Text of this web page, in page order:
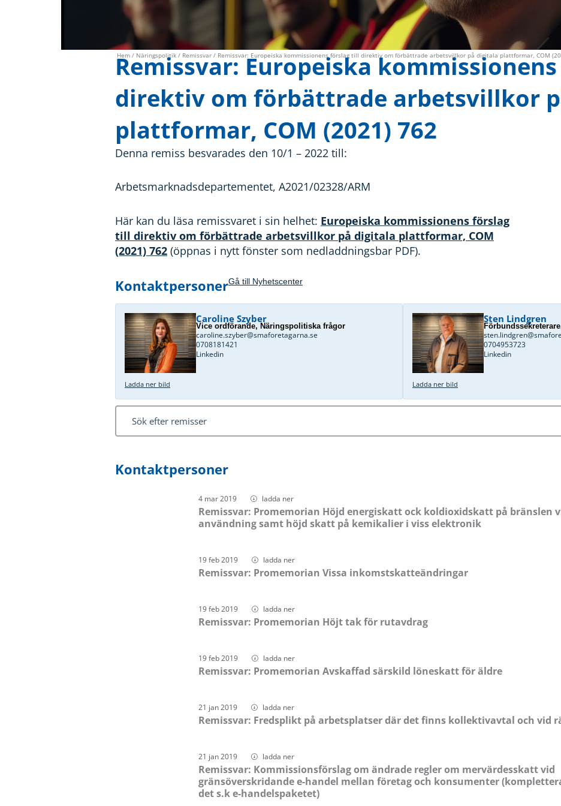
Hem / Näringspolitik / Remissvar / Remissvar: Europeiska kommissionens förslag till direktiv om förbättrade arbetsvillkor på digitala plattformar, COM
Remissvar: Europeiska
direktiv om förbättrade arbetsvillkor
plattformar, COM (2021) 762
Denna remiss besvarades den 10/1 – 2022 till:
Arbetsmarknadsdepartementet, A2021/02328/ARM
Här kan du läsa remissvaret i sin helhet: Europeiska kommissionens förslag
till direktiv om förbättrade arbetsvillkor på digitala plattformar, COM
(2021) 762 (öppnas i nytt fönster som nedladdningsbar PDF).
KontaktpersonerGå till Nyhetscenter
Caroline Szyber
Vice ordförande, Näringspolitiska frågor
caroline.szyber@smaforetagarna.se
0708181421
Linkedin
Ladda ner bild
Sten Lindgren
0704953723
Linkedin
Ladda ner bild
Kontaktpersoner
4 mar 2019 ladda ner
Remissvar: Promemorian Höjd energiskatt ock koldioxidskatt på bränslen
användning samt höjd skatt på kemikalier i viss elektronik
19 feb 2019 ladda ner
Remissvar: Promemorian Vissa inkomstskatteändringar
19 feb 2019 ladda ner
Remissvar: Promemorian Höjt tak för rutavdrag
19 feb 2019 ladda ner
Remissvar: Promemorian Avskaffad särskild löneskatt för äldre
21 jan 2019 ladda ner
Remissvar: Fredsplikt på arbetsplatser där det finns kollektivavtal och vid
21 jan 2019 ladda ner
Remissvar: Kommissionsförslag om ändrade regler om mervärdesskatt vid
gränsöverskridande e-handel mellan företag och konsumenter
det s.k e-handelspaketet)